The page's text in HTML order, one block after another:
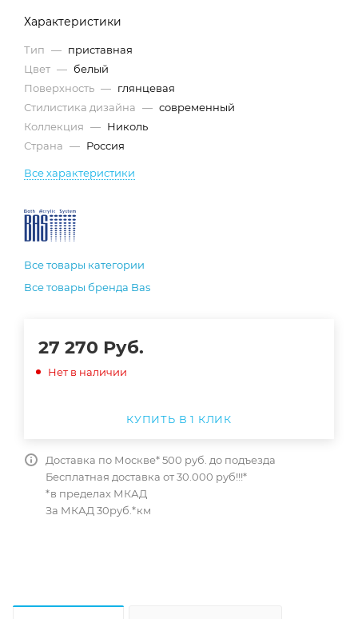
Характеристики
Тип — приставная
Цвет — белый
Поверхность — глянцевая
Стилистика дизайна — современный
Коллекция — Николь
Страна — Россия
Все характеристики
Все товары категории
Все товары бренда Bas
27 270 Руб.
Нет в наличии
КУПИТЬ В 1 КЛИК
Доставка по Москве* 500 руб. до подъезда
Бесплатная доставка от 30.000 руб!!!*
*в пределах МКАД
За МКАД 30руб.*км